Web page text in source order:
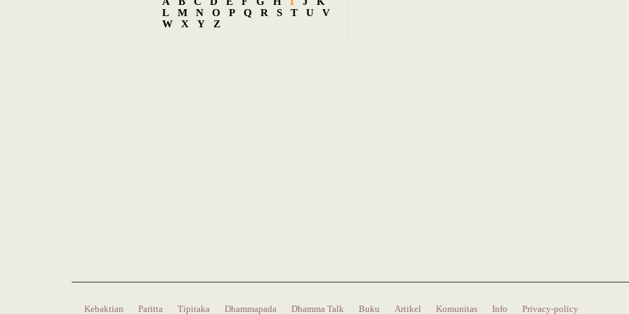
L
M N O P Q R S T U
V
W
X Y Z
Kebaktian Paritta Tipitaka Dhammapada Dhamma Talk Buku Artikel Komunitas Info Privacy-policy